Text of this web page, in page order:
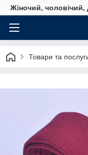
Жіночий, чоловічий,
Товари та